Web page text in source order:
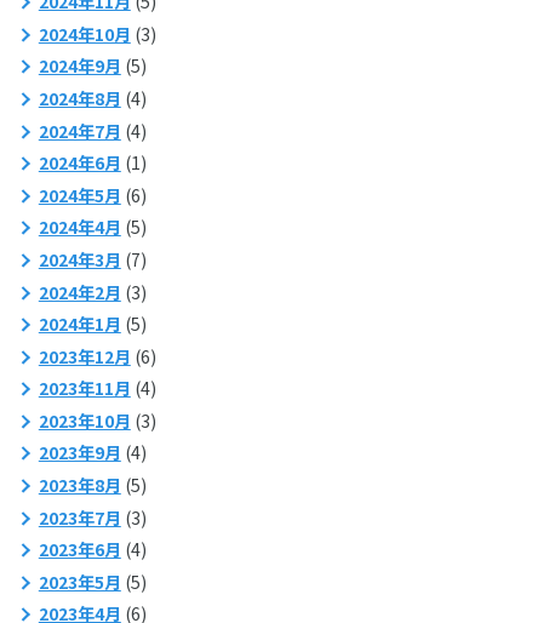
2024年10月 (3)
2024年9月 (5)
2024年8月 (4)
2024年7月 (4)
2024年6月 (1)
2024年5月 (6)
2024年4月 (5)
2024年3月 (7)
2024年2月 (3)
2024年1月 (5)
2023年12月 (6)
2023年11月 (4)
2023年10月 (3)
2023年9月 (4)
2023年8月 (5)
2023年7月 (3)
2023年6月 (4)
2023年5月 (5)
2023年4月 (6)